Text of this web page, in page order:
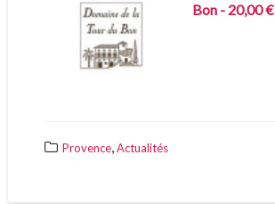
Bon - 20,00 €
Provence, Actualités